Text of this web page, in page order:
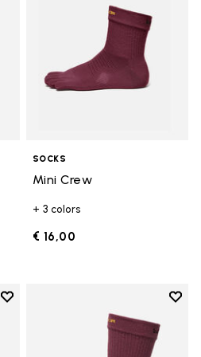
SOCKS
Mini Crew
+ 3 colors
€ 16,00
Add to wishlist
Add to wishlist Crew
Add